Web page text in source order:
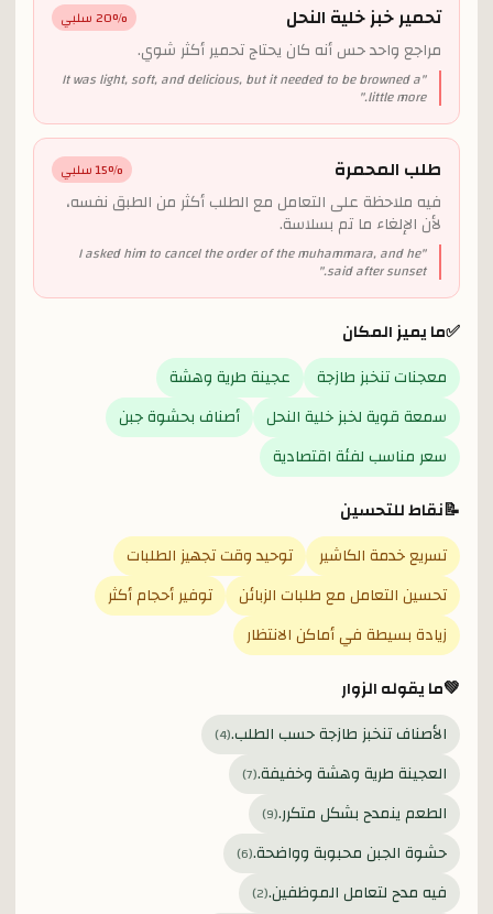
تحمير خبز خلية النحل 20% سلبي
مراجع واحد حس أنه كان يحتاج تحمير أكثر شوي.
"
It was light, soft, and delicious, but it needed to be browned a
little more.
"
طلب المحمرة 15% سلبي
فيه ملاحظة على التعامل مع الطلب أكثر من الطبق نفسه،
لأن الإلغاء ما تم بسلاسة.
"
I asked him to cancel the order of the muhammara, and he
said after sunset.
"
✅ما يميز المكان
معجنات تنخبز طازجة
عجينة طرية وهشة
سمعة قوية لخبز خلية النحل
أصناف بحشوة جبن
سعر مناسب لفئة اقتصادية
📝نقاط للتحسين
تسريع خدمة الكاشير
توحيد وقت تجهيز الطلبات
تحسين التعامل مع طلبات الزبائن
توفير أحجام أكثر
زيادة بسيطة في أماكن الانتظار
💚ما يقوله الزوار
الأصناف تنخبز طازجة حسب الطلب.(
4
)
العجينة طرية وهشة وخفيفة.(
7
)
الطعم ينمدح بشكل متكرر.(
9
)
حشوة الجبن محبوبة وواضحة.(
6
)
فيه مدح لتعامل الموظفين.(
2
)